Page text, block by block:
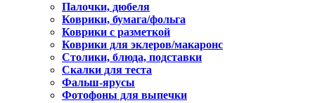
Палочки, дюбеля
Коврики, бумага/фольга
Коврики с разметкой
Коврики для эклеров/макаронс
Столики, блюда, подставки
Скалки для теста
Фальш-ярусы
Фотофоны для выпечки